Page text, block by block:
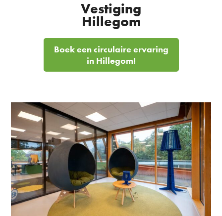
Vestiging
Hillegom
Boek een circulaire ervaring
in Hillegom!